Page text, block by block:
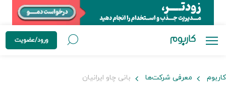
ورود/عضویت
کاربوم معرفی شرکت‌ها بانی چاو ایرانیان